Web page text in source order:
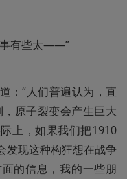
事有些太——”
：“人们普遍认为，直
原子裂变会产生巨大
上，如果我们把1910
发现这种构狂想在战争
的信息，我的一些朋